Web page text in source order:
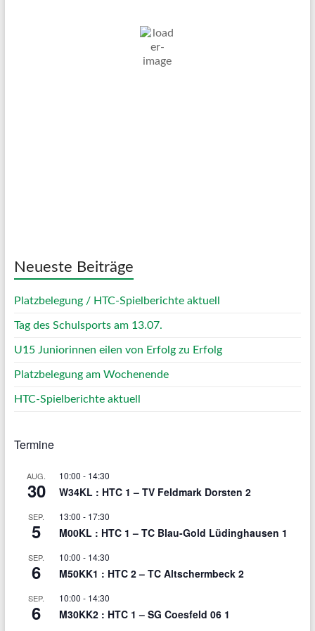
27
Neueste Beiträge
Platzbelegung / HTC-Spielberichte aktuell
Tag des Schulsports am 13.07.
U15 Juniorinnen eilen von Erfolg zu Erfolg
Platzbelegung am Wochenende
HTC-Spielberichte aktuell
Termine
AUG.
30
10:00 - 14:30
W34KL : HTC 1 – TV Feldmark Dorsten 2
SEP.
5
13:00 - 17:30
M00KL : HTC 1 – TC Blau-Gold Lüdinghausen 1
SEP.
6
10:00 - 14:30
M50KK1 : HTC 2 – TC Altschermbeck 2
SEP.
6
10:00 - 14:30
M30KK2 : HTC 1 – SG Coesfeld 06 1